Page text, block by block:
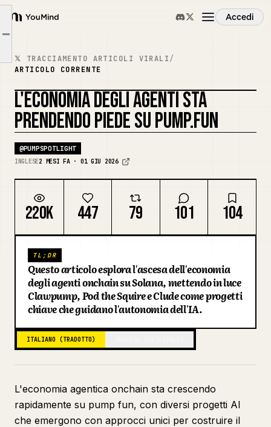
YouMind
Accedi
Panoramica
Casi d'uso
Abilità
Prezzi
Scarica
Blog
Aggiornamenti
Clawpump - @clawpumptech
Clude - @cludeproject
𝕏 TRACCIAMENTO ARTICOLI VIRALI/
ARTICOLO CORRENTE
L'ECONOMIA DEGLI AGENTI STA
PRENDENDO PIEDE SU PUMP.FUN
@PUMPSPOTLIGHT
INGLESE2 MESI FA · 01 GIU 2026
220K 447 79 101 104
TL;DR
Questo articolo esplora l'ascesa dell'economia
degli agenti onchain su Solana, mettendo in luce
Clawpump, Pod the Squire e Clude come progetti
chiave che guidano l'autonomia dell'IA.
ITALIANO (TRADOTTO)
L'economia agentica onchain sta crescendo
rapidamente su pump fun, con diversi progetti AI
che emergono con approcci unici per costruire il